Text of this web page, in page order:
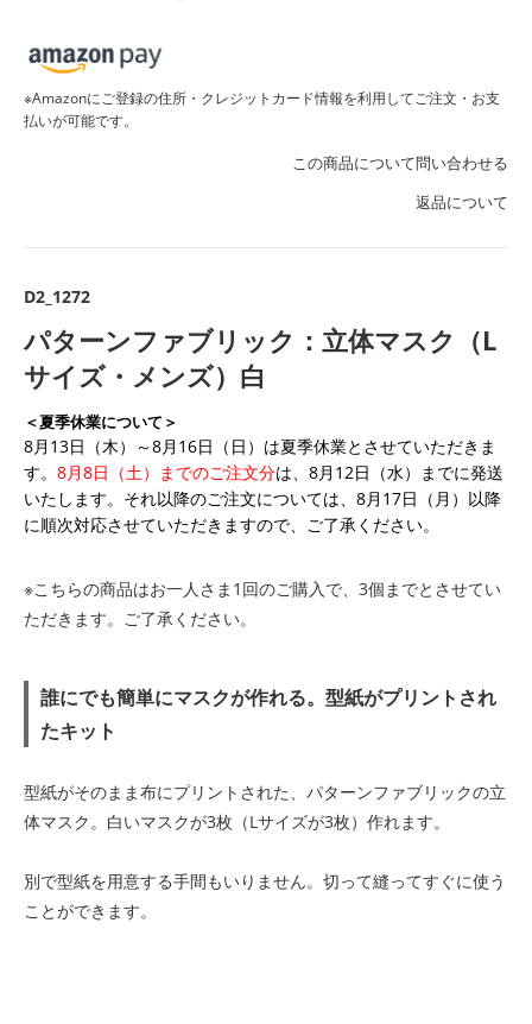
※Amazonにご登録の住所・クレジットカード情報を利用してご注文・お支
払いが可能です。
この商品について問い合わせる
返品について
D2_1272
パターンファブリック：立体マスク（L
サイズ・メンズ）白
＜夏季休業について＞
8月13日（木）～8月16日（日）は夏季休業とさせていただきま
す。 8月8日（土）までのご注文分は、8月12日（水）までに発送
いたします。それ以降のご注文については、8月17日（月）以降
に順次対応させていただきますので、ご了承ください。
※こちらの商品はお一人さま1回のご購入で、3個までとさせてい
ただきます。ご了承ください。
誰にでも簡単にマスクが作れる。型紙がプリントされ
たキット
型紙がそのまま布にプリントされた、パターンファブリックの立
体マスク。白いマスクが3枚（Lサイズが3枚）作れます。
別で型紙を用意する手間もいりません。切って縫ってすぐに使う
ことができます。